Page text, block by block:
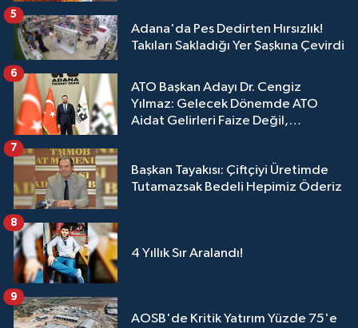
Adana'da Pes Dedirten Hırsızlık!
Takıları Sakladığı Yer Şaşkına Çevirdi
5
ATO Başkan Adayı Dr. Cengiz
Yılmaz: Gelecek Dönemde ATO
Aidat Gelirleri Faize Değil,
6
Başkan Tayakısı: Çiftçiyi Üretimde
Tutamazsak Bedeli Hepimiz Öderiz
7
4 Yıllık Sır Aralandı!
8
AOSB'de Kritik Yatırım Yüzde 75'e
9